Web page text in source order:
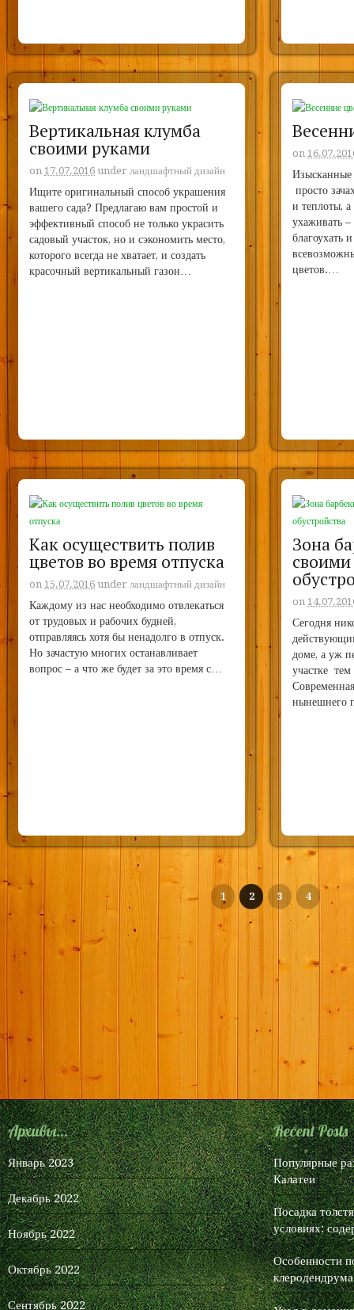
Вертикальная клумба
своими руками
on17.07.2016 underландшафтный дизайн
Ищите оригинальный способ украшения
вашего сада? Предлагаю вам простой и
эффективный способ не только украсить
садовый участок, но и сэкономить место,
которого всегда не хватает, и создать
красочный вертикальный газон…
on
просто
и теплоты,
ухаживать
благоухать
цветов.…
Как осуществить полив
цветов во время отпуска
on15.07.2016 underландшафтный дизайн
Каждому из нас необходимо отвлекаться
от трудовых и рабочих будней,
отправляясь хотя бы ненадолго в отпуск.
Но зачастую многих останавливает
вопрос – а что же будет за это время с…
Зона
on
Сегодня
доме, а уж
участке
нынешнего
1 2 3 4
Архивы...
Январь 2023
Декабрь 2022
Ноябрь 2022
Октябрь 2022
Сентябрь 2022
Recent Posts
Популярные
Калатеи
Посадка
условиях:
Особенности